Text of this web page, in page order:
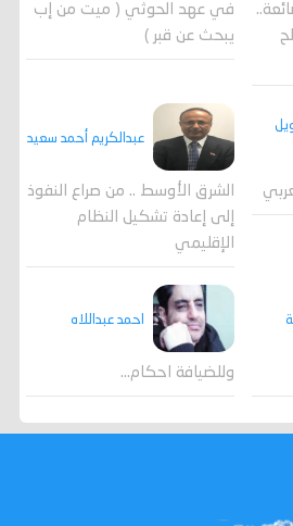
في عهد الحوثي ( ميت من إب
يبحث عن قبر )
عبدالكريم أحمد سعيد
الشرق الأوسط .. من صراع النفوذ
إلى إعادة تشكيل النظام
الإقليمي
احمد عبداللاه
وللضيافة احكام…